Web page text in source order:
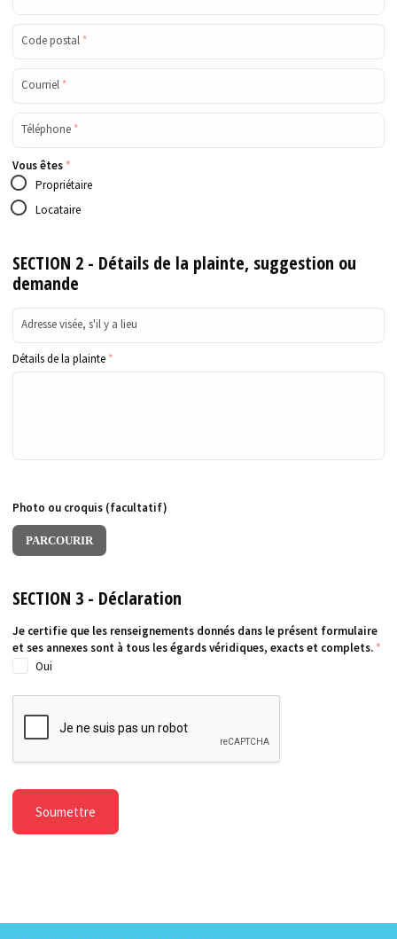
Code postal *
Courriel *
Téléphone *
Vous êtes *
Propriétaire
Locataire
SECTION 2 - Détails de la plainte, suggestion ou
demande
Adresse visée, s'il y a lieu
Détails de la plainte *
Photo ou croquis (facultatif)
PARCOURIR
SECTION 3 - Déclaration
Je certifie que les renseignements donnés dans le présent formulaire
et ses annexes sont à tous les égards véridiques, exacts et complets. *
Oui